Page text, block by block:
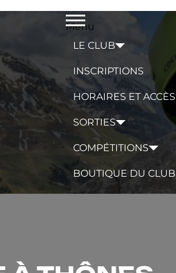
Menu
LE CLUB
INSCRIPTIONS
HORAIRES ET ACCÈS
SORTIES
COMPÉTITIONS
BOUTIQUE DU CLUB